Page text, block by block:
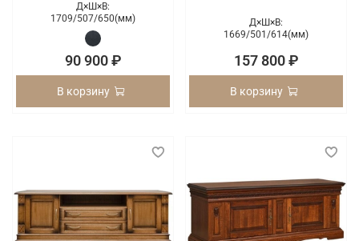
Д×Ш×В:
1709/507/650(мм)
90 900 ₽
В корзину
Д×Ш×В:
1669/501/614(мм)
157 800 ₽
В корзину